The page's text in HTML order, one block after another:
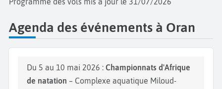
Agenda des événements à Oran
Du 5 au 10 mai 2026 : Championnats d'Afrique
de natation – Complexe aquatique Miloud-